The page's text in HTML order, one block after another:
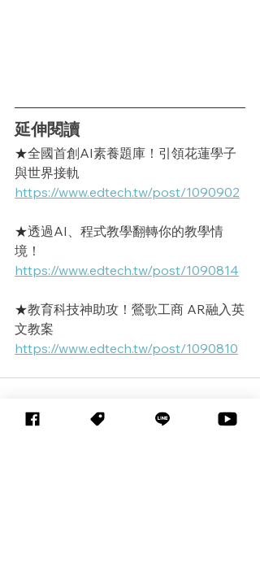
延伸閱讀
★全國首創AI素養題庫！引領花蓮學子
與世界接軌
https://www.edtech.tw/post/1090902
★透過AI、程式教學翻轉你的教學情
境！
https://www.edtech.tw/post/1090814
★教育科技神助攻！鶯歌工商 AR融入英
文教案
https://www.edtech.tw/post/1090810